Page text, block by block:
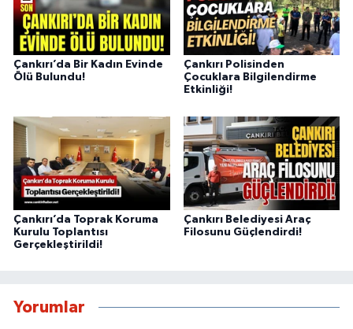
Çankırı’da Bir Kadın Evinde
Ölü Bulundu!
Çankırı Polisinden
Çocuklara Bilgilendirme
Etkinliği!
Çankırı’da Toprak Koruma
Kurulu Toplantısı
Gerçekleştirildi!
Çankırı Belediyesi Araç
Filosunu Güçlendirdi!
Yorumlar